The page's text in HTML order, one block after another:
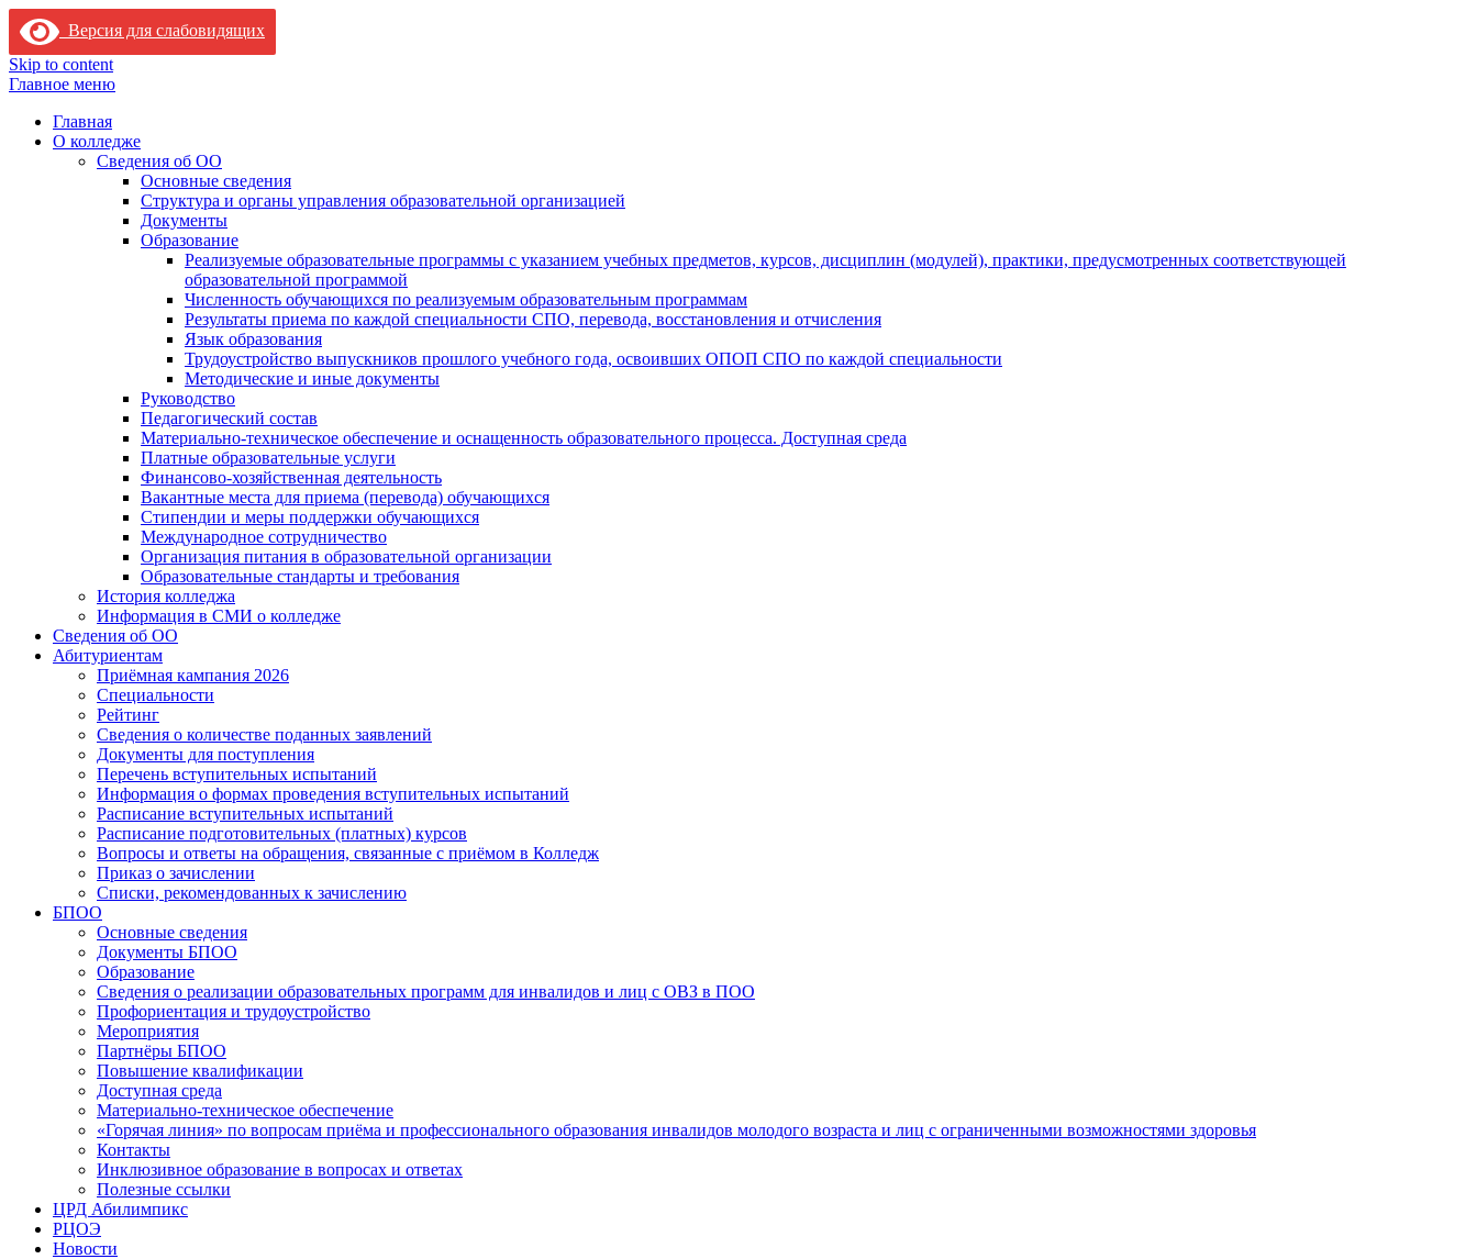
Версия для слабовидящих
Skip to content
Главное меню
Главная
О колледже
Сведения об ОО
Основные сведения
Структура и органы управления образовательной организацией
Документы
Образование
Реализуемые образовательные программы с указанием учебных предметов, курсов, дисциплин (модулей), практики, предусмотренных соответствующей
образовательной программой
Численность обучающихся по реализуемым образовательным программам
Результаты приема по каждой специальности СПО, перевода, восстановления и отчисления
Язык образования
Трудоустройство выпускников прошлого учебного года, освоивших ОПОП СПО по каждой специальности
Методические и иные документы
Руководство
Педагогический состав
Материально-техническое обеспечение и оснащенность образовательного процесса. Доступная среда
Платные образовательные услуги
Финансово-хозяйственная деятельность
Вакантные места для приема (перевода) обучающихся
Стипендии и меры поддержки обучающихся
Международное сотрудничество
Организация питания в образовательной организации
Образовательные стандарты и требования
История колледжа
Информация в СМИ о колледже
Сведения об ОО
Абитуриентам
Приёмная кампания 2026
Специальности
Рейтинг
Сведения о количестве поданных заявлений
Документы для поступления
Перечень вступительных испытаний
Информация о формах проведения вступительных испытаний
Расписание вступительных испытаний
Расписание подготовительных (платных) курсов
Вопросы и ответы на обращения, связанные с приёмом в Колледж
Приказ о зачислении
Списки, рекомендованных к зачислению
БПОО
Основные сведения
Документы БПОО
Образование
Сведения о реализации образовательных программ для инвалидов и лиц с ОВЗ в ПОО
Профориентация и трудоустройство
Мероприятия
Партнёры БПОО
Повышение квалификации
Доступная среда
Материально-техническое обеспечение
«Горячая линия» по вопросам приёма и профессионального образования инвалидов молодого возраста и лиц с ограниченными возможностями здоровья
Контакты
Инклюзивное образование в вопросах и ответах
Полезные ссылки
ЦРД Абилимпикс
РЦОЭ
Новости